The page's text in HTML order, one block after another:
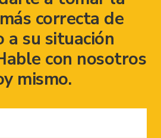
correcta de
a su situación
con nosotros
mismo.